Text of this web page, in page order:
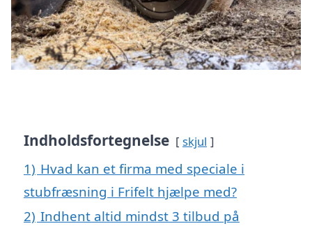
Indholdsfortegnelse skjul
1) Hvad kan et firma med speciale i
stubfræsning i Frifelt hjælpe med?
2) Indhent altid mindst 3 tilbud på